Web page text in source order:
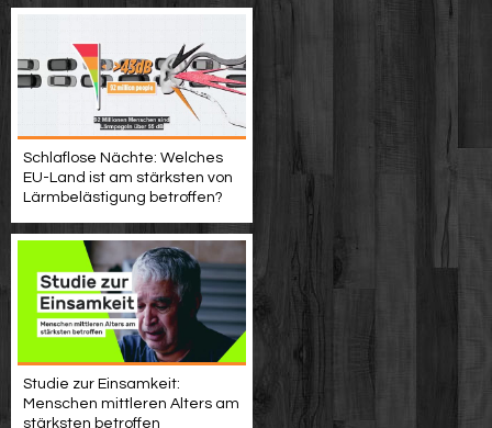
Schlaflose Nächte: Welches
EU-Land ist am stärksten von
Lärmbelästigung betroffen?
Studie zur Einsamkeit:
Menschen mittleren Alters am
stärksten betroffen